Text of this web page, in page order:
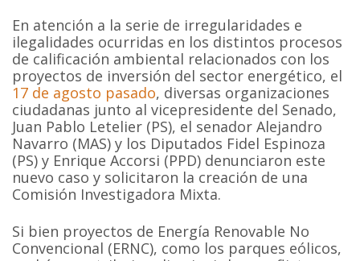
En atención a la serie de irregularidades e
ilegalidades ocurridas en los distintos procesos
de calificación ambiental relacionados con los
proyectos de inversión del sector energético, el
17 de agosto pasado, diversas organizaciones
ciudadanas junto al vicepresidente del Senado,
Juan Pablo Letelier (PS), el senador Alejandro
Navarro (MAS) y los Diputados Fidel Espinoza
(PS) y Enrique Accorsi (PPD) denunciaron este
nuevo caso y solicitaron la creación de una
Comisión Investigadora Mixta.
Si bien proyectos de Energía Renovable No
Convencional (ERNC), como los parques eólicos,